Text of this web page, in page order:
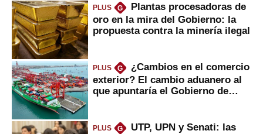
PLUS G
Plantas procesadoras de
oro en la mira del Gobierno: la
propuesta contra la minería ilegal
PLUS G
¿Cambios en el comercio
exterior? El cambio aduanero al
que apuntaría el Gobierno de
PLUS G
UTP, UPN y Senati: las